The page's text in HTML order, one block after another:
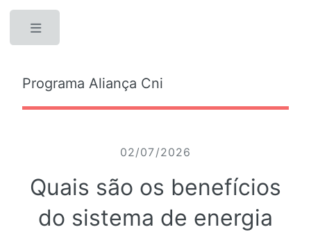
Programa Aliança Cni
02/07/2026
Quais são os benefícios
do sistema de energia